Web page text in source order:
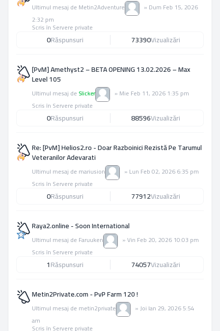
Ultimul mesaj de Metin2Adventure » Dum Feb 15, 2026
2:32 pm
Scris în Servere private
0Răspunsuri 73390Vizualizări
[PvM] Amethyst2 – BETA OPENING 13.02.2026 – Max
Level 105
Ultimul mesaj deSlicker » Mie Feb 11, 2026 1:35 pm
Scris în Servere private
0Răspunsuri 88596Vizualizări
Re: [PvM] Helios2.ro - Doar Razboinici Rezistă Pe Tarumul
Veteranilor Adevarati
Ultimul mesaj de mariusion » Lun Feb 02, 2026 6:35 pm
Scris în Servere private
0Răspunsuri 77912Vizualizări
Raya2.online - Soon International
Ultimul mesaj de Faruuken »Vin Feb 20, 2026 10:03 pm
Scris în Servere private
1Răspunsuri 74057Vizualizări
Metin2Private.com - PvP Farm 120 !
Ultimul mesaj de metin2private » Joi Ian 29, 2026 5:54
am
Scris în Servere private